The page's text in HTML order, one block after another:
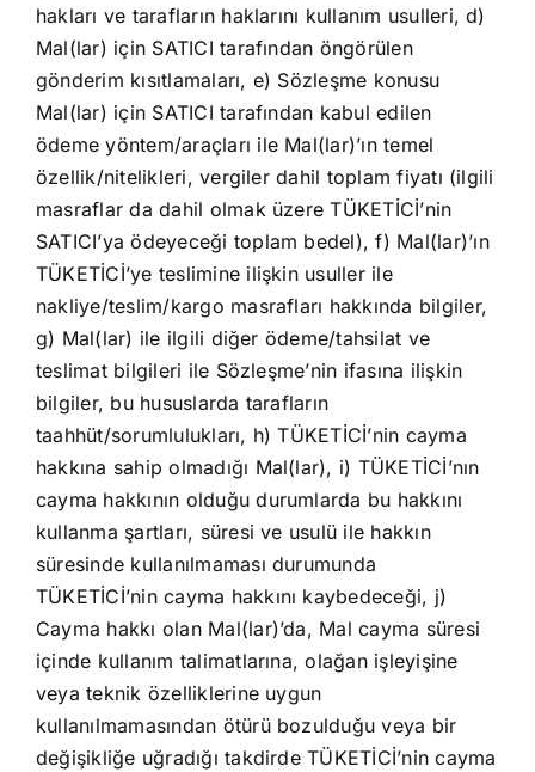
hakları ve tarafların haklarını kullanım usulleri, d)
Mal(lar) için SATICI tarafından öngörülen
gönderim kısıtlamaları, e) Sözleşme konusu
Mal(lar) için SATICI tarafından kabul edilen
ödeme yöntem/araçları ile Mal(lar)’ın temel
özellik/nitelikleri, vergiler dahil toplam fiyatı (ilgili
masraflar da dahil olmak üzere TÜKETİCİ’nin
SATICI’ya ödeyeceği toplam bedel), f) Mal(lar)’ın
TÜKETİCİ’ye teslimine ilişkin usuller ile
nakliye/teslim/kargo masrafları hakkında bilgiler,
g) Mal(lar) ile ilgili diğer ödeme/tahsilat ve
teslimat bilgileri ile Sözleşme’nin ifasına ilişkin
bilgiler, bu hususlarda tarafların
taahhüt/sorumlulukları, h) TÜKETİCİ’nin cayma
hakkına sahip olmadığı Mal(lar), i) TÜKETİCİ’nın
cayma hakkının olduğu durumlarda bu hakkını
kullanma şartları, süresi ve usulü ile hakkın
süresinde kullanılmaması durumunda
TÜKETİCİ’nin cayma hakkını kaybedeceği, j)
Cayma hakkı olan Mal(lar)’da, Mal cayma süresi
içinde kullanım talimatlarına, olağan işleyişine
veya teknik özelliklerine uygun
kullanılmamasından ötürü bozulduğu veya bir
değişikliğe uğradığı takdirde TÜKETİCİ’nin cayma